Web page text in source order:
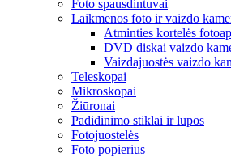
Foto spausdintuvai
Laikmenos foto ir vaizdo
Atminties kortelės
DVD diskai vaizdo
Vaizdajuostės vaizdo
Teleskopai
Mikroskopai
Žiūronai
Padidinimo stiklai ir lupos
Fotojuostelės
Foto popierius